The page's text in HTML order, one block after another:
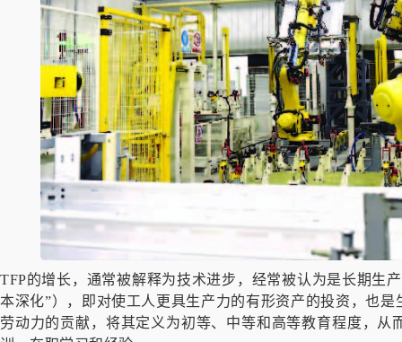
TFP的增长，通常被解释为技术进步，经常被认为是长期生
本深化”），即对使工人更具生产力的有形资产的投资，也
劳动力的贡献，将其定义为初等、中等和高等教育程度，